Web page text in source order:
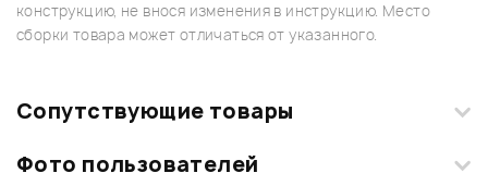
конструкцию, не внося изменения в инструкцию. Место
сборки товара может отличаться от указанного.
Сопутствующие товары
Фото пользователей